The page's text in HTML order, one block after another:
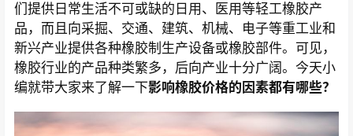
们提供日常生活不可或缺的日用、医用等轻工橡胶产
品，而且向采掘、交通、建筑、机械、电子等重工业和
新兴产业提供各种橡胶制生产设备或橡胶部件。可见，
橡胶行业的产品种类繁多，后向产业十分广阔。今天小
编就带大家来了解一下影响橡胶价格的因素都有哪些？